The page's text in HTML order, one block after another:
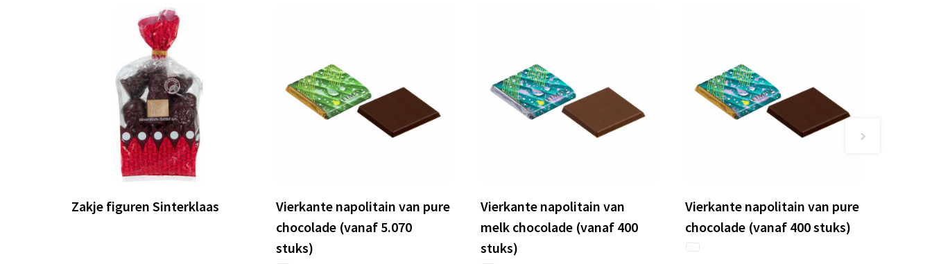
Zakje figuren Sinterklaas
Vierkante napolitain van pure
chocolade (vanaf 5.070
stuks)
Vierkante napolitain van
melk chocolade (vanaf 400
stuks)
Vierkante napolitain van pure
chocolade (vanaf 400 stuks)